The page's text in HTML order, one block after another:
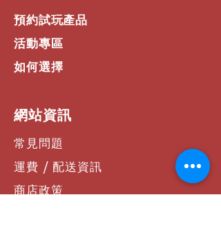
預約試玩產品
活動專區
如何選擇
​網站資訊
常見問題
運費 / 配送資訊
商店政策